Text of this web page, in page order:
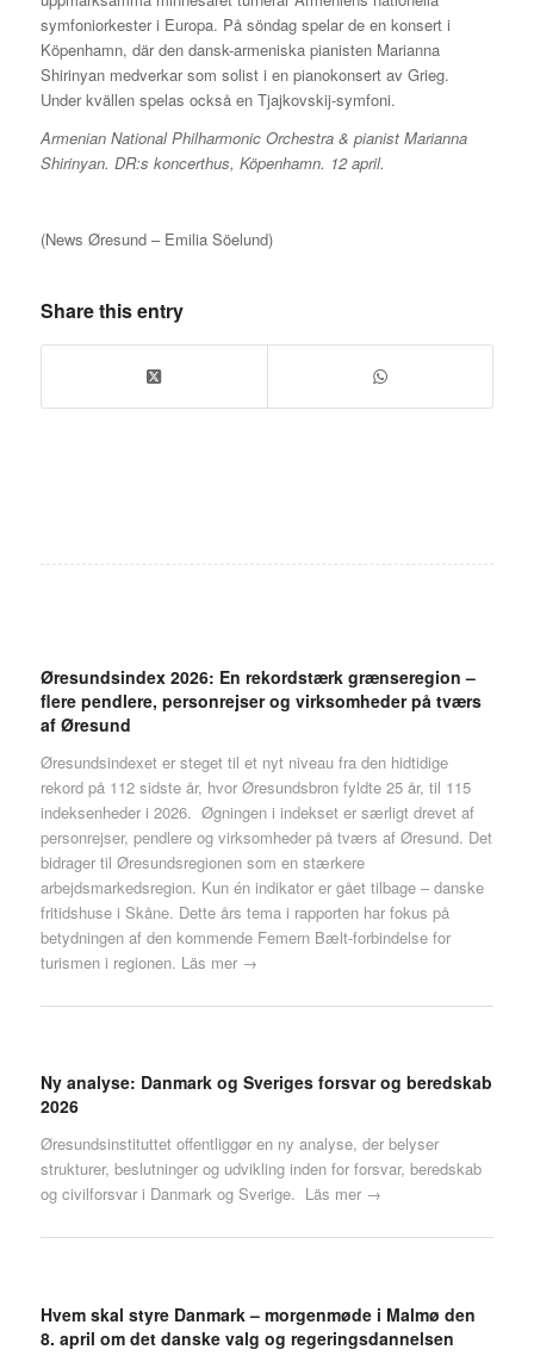
symfoniorkester i Europa. På söndag spelar de en konsert i
Köpenhamn, där den dansk-armeniska pianisten Marianna
Shirinyan medverkar som solist i en pianokonsert av Grieg.
Under kvällen spelas också en Tjajkovskij-symfoni.
Armenian National Philharmonic Orchestra & pianist Marianna
Shirinyan. DR:s koncerthus, Köpenhamn. 12 april.
(News Øresund – Emilia Söelund)
Share this entry
Øresundsindex 2026: En rekordstærk grænseregion –
flere pendlere, personrejser og virksomheder på tværs
af Øresund
Øresundsindexet er steget til et nyt niveau fra den hidtidige
rekord på 112 sidste år, hvor Øresundsbron fyldte 25 år, til 115
indeksenheder i 2026. Øgningen i indekset er særligt drevet af
personrejser, pendlere og virksomheder på tværs af Øresund. Det
bidrager til Øresundsregionen som en stærkere
arbejdsmarkedsregion. Kun én indikator er gået tilbage – danske
fritidshuse i Skåne. Dette års tema i rapporten har fokus på
betydningen af den kommende Femern Bælt-forbindelse for
turismen i regionen. Läs mer →
Ny analyse: Danmark og Sveriges forsvar og beredskab
2026
Øresundsinstituttet offentliggør en ny analyse, der belyser
strukturer, beslutninger og udvikling inden for forsvar, beredskab
og civilforsvar i Danmark og Sverige. Läs mer →
Hvem skal styre Danmark – morgenmøde i Malmø den
8. april om det danske valg og regeringsdannelsen